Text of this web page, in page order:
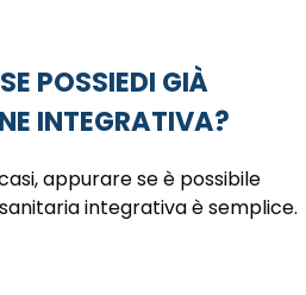
POSSIEDI GIÀ
INTEGRATIVA?
appurare se è possibile
integrativa è semplice.